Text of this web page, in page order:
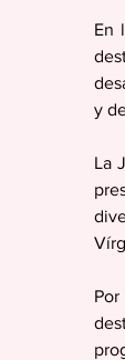
En
y
La